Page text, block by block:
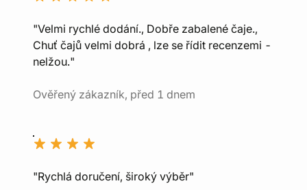
"Velmi rychlé dodání., Dobře zabalené čaje.,
Chuť čajů velmi dobrá , lze se řídit recenzemi -
nelžou."
Ověřený zákazník, před 1 dnem
"Rychlá doručení, široký výběr"